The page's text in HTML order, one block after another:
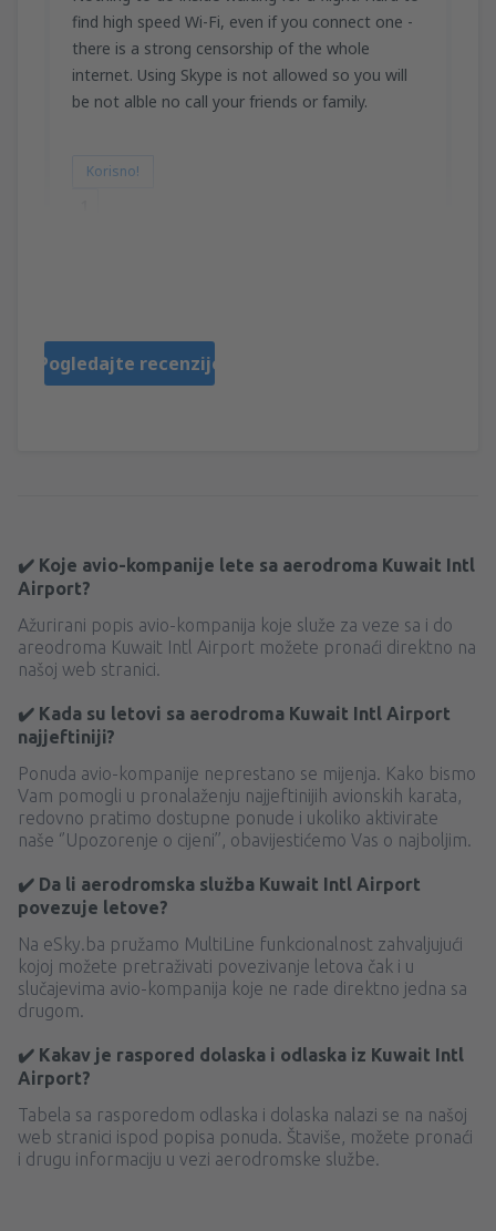
find high speed Wi-Fi, even if you connect one -
there is a strong censorship of the whole
internet. Using Skype is not allowed so you will
be not alble no call your friends or family.
Korisno!
Pogledajte recenzije
✔️ Koje avio-kompanije lete sa aerodroma Kuwait Intl
Airport?
Ažurirani popis avio-kompanija koje služe za veze sa i do
areodroma Kuwait Intl Airport možete pronaći direktno na
našoj web stranici.
✔️ Kada su letovi sa aerodroma Kuwait Intl Airport
najjeftiniji?
Ponuda avio-kompanije neprestano se mijenja. Kako bismo
Vam pomogli u pronalaženju najjeftinijih avionskih karata,
redovno pratimo dostupne ponude i ukoliko aktivirate
naše ‘’Upozorenje o cijeni’’, obavijestićemo Vas o najboljim.
✔️ Da li aerodromska služba Kuwait Intl Airport
povezuje letove?
Na eSky.ba pružamo MultiLine funkcionalnost zahvaljujući
kojoj možete pretraživati ​​povezivanje letova čak i u
slučajevima avio-kompanija koje ne rade direktno jedna sa
drugom.
✔️ Kakav je raspored dolaska i odlaska iz Kuwait Intl
Airport?
Tabela sa rasporedom odlaska i dolaska nalazi se na našoj
web stranici ispod popisa ponuda. Štaviše, možete pronaći
i drugu informaciju u vezi aerodromske službe.